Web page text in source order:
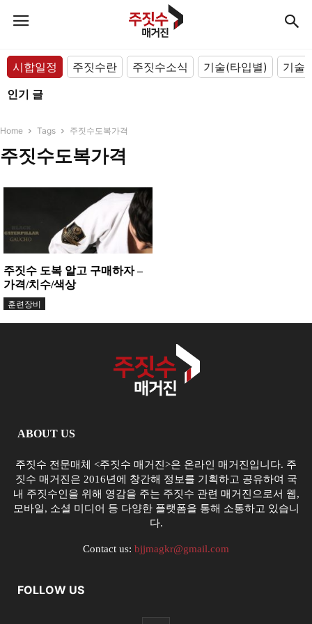
시합일정 주짓수란 주짓수소식 기술(타입별)
기술
인기 글
Home Tags 주짓수도복가격
주짓수도복가격
주짓수 도복 알고 구매하자 –
가격/치수/색상
훈련장비
ABOUT US
주짓수 전문매체 <주짓수 매거진>은 온라인 매거진입니다. 주
짓수 매거진은 2016년에 창간해 정보를 기획하고 공유하여 국
내 주짓수인을 위해 영감을 주는 주짓수 관련 매거진으로서 웹,
모바일, 소셜 미디어 등 다양한 플랫폼을 통해 소통하고 있습니
다.
Contact us: bjjmagkr@gmail.com
FOLLOW US